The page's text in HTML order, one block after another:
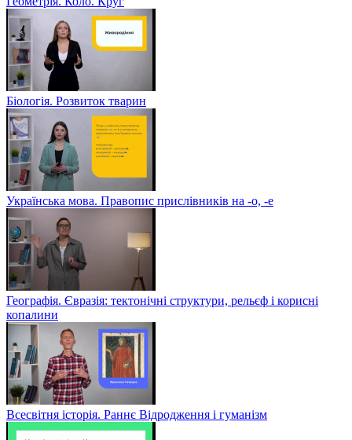
Біологія. Розвиток тварин
Українська мова. Правопис прислівників на -о, -е
Географія. Євразія: тектонічні структури, рельєф і корисні
копалини
Всесвітня історія. Раннє Відродження і гуманізм